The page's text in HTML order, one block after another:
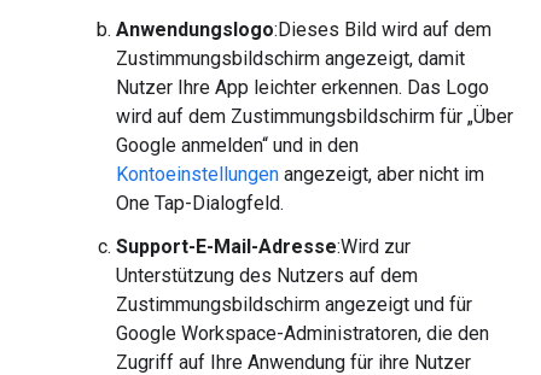
Anwendungslogo:Dieses Bild wird auf dem
Zustimmungsbildschirm angezeigt, damit
Nutzer Ihre App leichter erkennen. Das Logo
wird auf dem Zustimmungsbildschirm für „Über
Google anmelden“ und in den
Kontoeinstellungen angezeigt, aber nicht im
One Tap-Dialogfeld.
Support-E-Mail-Adresse:Wird zur
Unterstützung des Nutzers auf dem
Zustimmungsbildschirm angezeigt und für
Google Workspace-Administratoren, die den
Zugriff auf Ihre Anwendung für ihre Nutzer